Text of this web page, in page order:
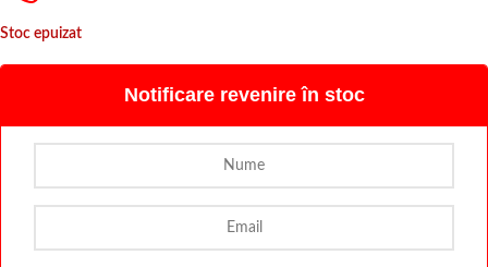
Stoc epuizat
Notificare revenire în stoc